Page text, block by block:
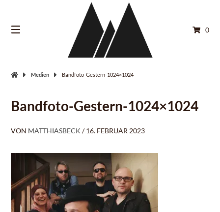
Inhalt
0
Medien Bandfoto-Gestern-1024×1024
Bandfoto-Gestern-1024×1024
VON MATTHIASBECK / 16. FEBRUAR 2023